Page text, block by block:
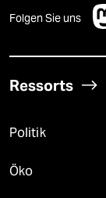
Folgen Sie uns
Ressorts
Politik
Öko